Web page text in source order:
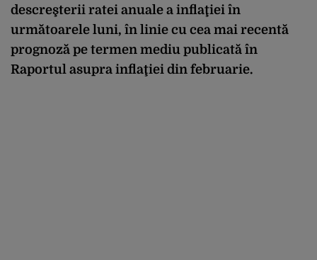
descreşterii ratei anuale a inflaţiei în
următoarele luni, în linie cu cea mai recentă
prognoză pe termen mediu publicată în
Raportul asupra inflaţiei din februarie.